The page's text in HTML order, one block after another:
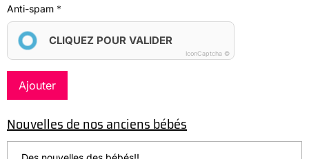
Anti-spam
CLIQUEZ POUR VALIDER
IconCaptcha ©
Ajouter
Nouvelles de nos anciens bébés